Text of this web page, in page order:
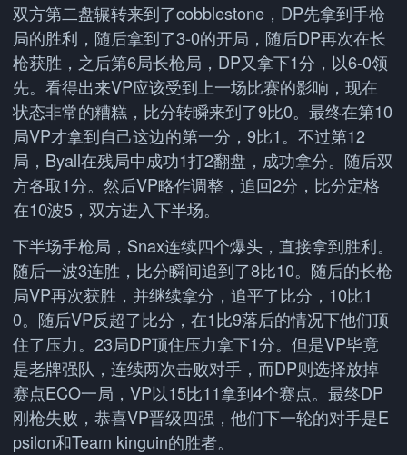
双方第二盘辗转来到了cobblestone，DP先拿到手枪
局的胜利，随后拿到了3-0的开局，随后DP再次在长
枪获胜，之后第6局长枪局，DP又拿下1分，以6-0领
先。看得出来VP应该受到上一场比赛的影响，现在
状态非常的糟糕，比分转瞬来到了9比0。最终在第10
局VP才拿到自己这边的第一分，9比1。不过第12
局，Byall在残局中成功1打2翻盘，成功拿分。随后双
方各取1分。然后VP略作调整，追回2分，比分定格
在10波5，双方进入下半场。
下半场手枪局，Snax连续四个爆头，直接拿到胜利。
随后一波3连胜，比分瞬间追到了8比10。随后的长枪
局VP再次获胜，并继续拿分，追平了比分，10比1
0。随后VP反超了比分，在1比9落后的情况下他们顶
住了压力。23局DP顶住压力拿下1分。但是VP毕竟
是老牌强队，连续两次击败对手，而DP则选择放掉
赛点ECO一局，VP以15比11拿到4个赛点。最终DP
刚枪失败，恭喜VP晋级四强，他们下一轮的对手是E
psilon和Team kinguin的胜者。